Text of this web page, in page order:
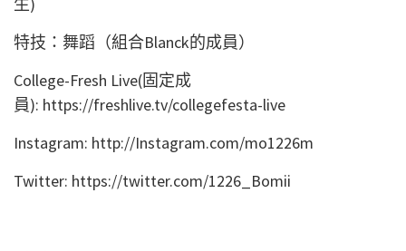
生)
特技：舞蹈（組合Blanck的成員）
College-Fresh Live(固定成
員): https://freshlive.tv/collegefesta-live
Instagram: http://Instagram.com/mo1226m
Twitter: https://twitter.com/1226_Bomii